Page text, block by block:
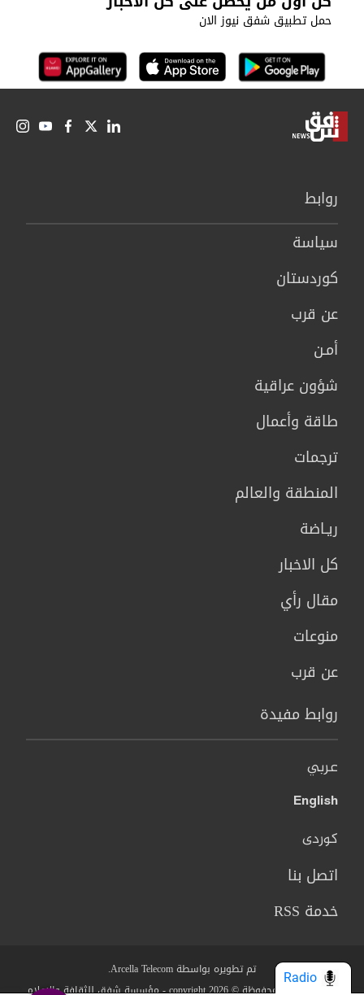
حمل تطبيق شفق نيوز الان
روابط
سیاسة
كوردستان
عن قرب
أمـن
شؤون عراقية
طاقة وأعمال
ترجمات
المنطقة والعالم
ريـاضة
كل الاخبار
مقال رأي
منوعات
عن قرب
روابط مفيدة
عربي
English
کوردی
اتصل بنا
خدمة RSS
تم تطويره بواسطة Arcella Telecom.
جميع الحقوق محفوظة © copyright 2026 - مؤسسة شفق للثقافة والاعلام
Radio